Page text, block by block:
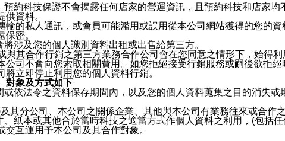
約科技保證不會揭露任何店家的營運資訊，且預約科技和店家
資料。
輸的私人通訊，或會員可能濫用或誤用從本公司網站獲得的您的
密。
涉及您的個人識別資料出租或出售給第三方。
與其合作行銷之第三方業務合作公司會在您同意之情形下，始得
公司不會向您索取相關費用。如您拒絕接受行銷服務或嗣後欲拒
立即停止利用您的個人資料行銷。
對象及方式如下
依法令之資料保存期間內，以及您的個人資料蒐集之目的消失
其分公司、本公司之關係企業、其他與本公司有業務往來或合作之
紙本或其他合於當時科技之適當方式作個人資料之利用，(包括
互運用予本公司及其合作對象。